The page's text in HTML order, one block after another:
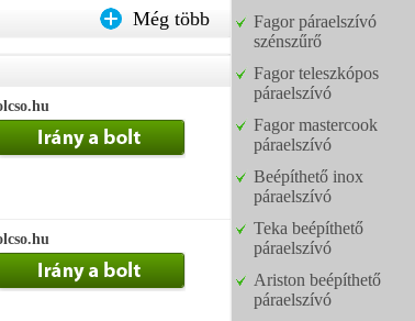
Még több
Fagor páraelszívó
szénszűrő
Fagor teleszkópos
páraelszívó
Fagor mastercook
páraelszívó
Beépíthető inox
páraelszívó
Teka beépíthető
páraelszívó
Ariston beépíthető
páraelszívó